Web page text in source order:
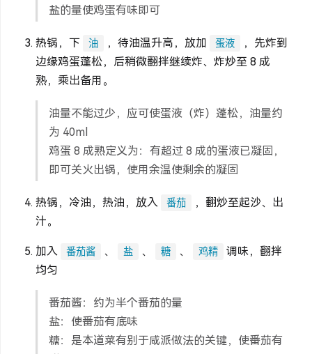
盐的量使鸡蛋有味即可
热锅，下 油 ，待油温升高，放加 蛋液
，先炸到
边缘鸡蛋蓬松，后稍微翻拌继续炸、炸炒至 8 成
熟，乘出备用。
油量不能过少，应可使蛋液（炸）蓬松，油量约
为 40ml
鸡蛋 8 成熟定义为：有超过 8 成的蛋液已凝固，
即可关火出锅，使用余温使剩余的凝固
热锅，冷油，热油，放入 番茄
，翻炒至起沙、出
汁。
加入
番茄酱 、 盐 、 糖 、 鸡精
调味，翻拌
均匀
番茄酱：约为半个番茄的量
盐：使番茄有底味
糖：是本道菜有别于咸派做法的关键，使番茄有